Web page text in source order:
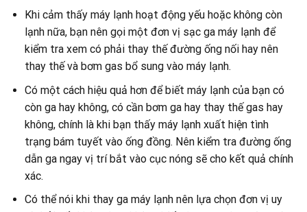
Khi cảm thấy máy lạnh hoạt động yếu hoặc không còn
lạnh nữa, bạn nên gọi một đơn vị sạc ga máy lạnh để
kiểm tra xem có phải thay thế đường ống nối hay nên
thay thế và bơm gas bổ sung vào máy lạnh.
Có một cách hiệu quả hơn để biết máy lạnh của bạn có
còn ga hay không, có cần bơm ga hay thay thế gas hay
không, chính là khi bạn thấy máy lạnh xuất hiện tình
trạng bám tuyết vào ống đồng. Nên kiểm tra đường ống
dẫn ga ngay vị trí bắt vào cục nóng sẽ cho kết quả chính
xác.
Có thể nói khi thay ga máy lạnh nên lựa chọn đơn vị uy